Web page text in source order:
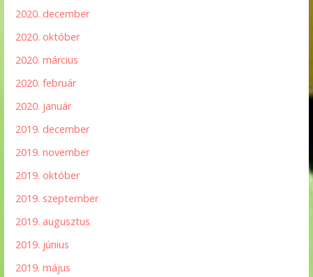
2020. december
2020. október
2020. március
2020. február
2020. január
2019. december
2019. november
2019. október
2019. szeptember
2019. augusztus
2019. június
2019. május